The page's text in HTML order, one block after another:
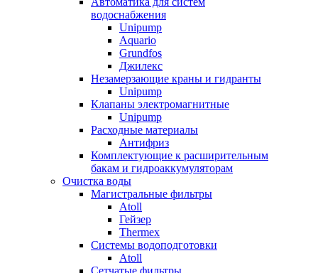
водоснабжения
Unipump
Aquario
Grundfos
Джилекс
Незамерзающие краны и гидранты
Unipump
Клапаны электромагнитные
Unipump
Расходные материалы
Антифриз
Комплектующие к расширительным
бакам и гидроаккумуляторам
Очистка воды
Магистральные фильтры
Atoll
Гейзер
Thermex
Системы водоподготовки
Atoll
Сетчатые фильтры